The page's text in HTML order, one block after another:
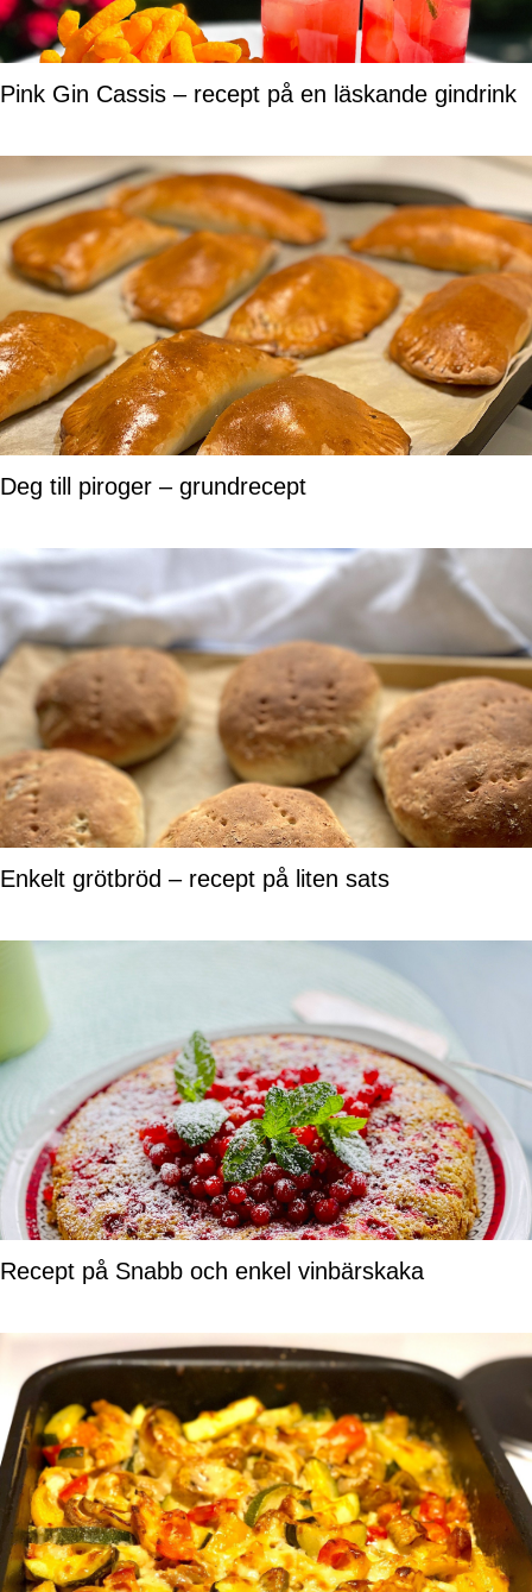
Pink Gin Cassis – recept på en läskande gindrink
Deg till piroger – grundrecept
Enkelt grötbröd – recept på liten sats
Recept på Snabb och enkel vinbärskaka